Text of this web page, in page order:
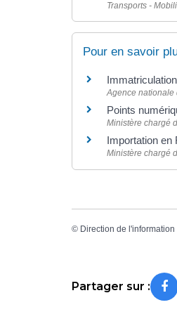
Transports -
Pour en savoir
Agence nationale
Points
Ministère chargé
Importation en
Ministère chargé
© Direction de
Partager sur :